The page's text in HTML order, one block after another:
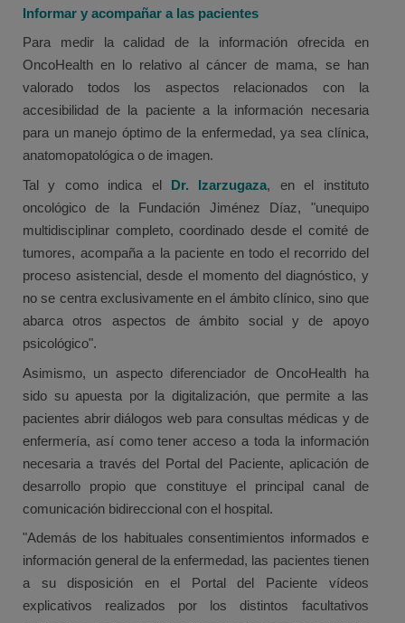
Informar y acompañar a las pacientes
Para medir la calidad de la información ofrecida en
OncoHealth en lo relativo al cáncer de mama, se han
valorado todos los aspectos relacionados con la
accesibilidad de la paciente a la información necesaria
para un manejo óptimo de la enfermedad, ya sea clínica,
anatomopatológica o de imagen.
Tal y como indica el Dr. Izarzugaza, en el instituto
oncológico de la Fundación Jiménez Díaz, "unequipo
multidisciplinar completo, coordinado desde el comité de
tumores, acompaña a la paciente en todo el recorrido del
proceso asistencial, desde el momento del diagnóstico, y
no se centra exclusivamente en el ámbito clínico, sino que
abarca otros aspectos de ámbito social y de apoyo
psicológico".
Asimismo, un aspecto diferenciador de OncoHealth ha
sido su apuesta por la digitalización, que permite a las
pacientes abrir diálogos web para consultas médicas y de
enfermería, así como tener acceso a toda la información
necesaria a través del Portal del Paciente, aplicación de
desarrollo propio que constituye el principal canal de
comunicación bidireccional con el hospital.
"Además de los habituales consentimientos informados e
información general de la enfermedad, las pacientes tienen
a su disposición en el Portal del Paciente vídeos
explicativos realizados por los distintos facultativos